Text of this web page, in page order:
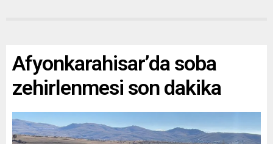
Afyonkarahisar’da soba
zehirlenmesi son dakika